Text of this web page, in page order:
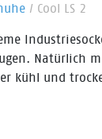
/ Cool LS 2
Natürlich
kühl und